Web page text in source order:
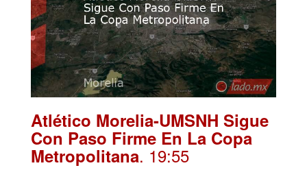
Atlético Morelia-UMSNH Sigue
Con Paso Firme En La Copa
Metropolitana. 19:55